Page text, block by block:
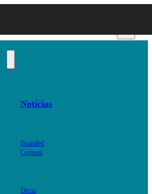
Notícias
Branded
Content
Dicas